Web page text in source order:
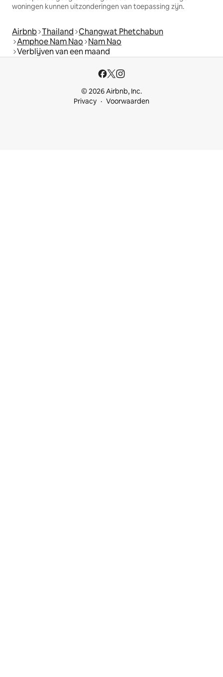
woningen kunnen uitzonderingen van toepassing zijn.
Airbnb Thailand Changwat Phetchabun
Amphoe Nam Nao Nam Nao
Verblijven van een maand
© 2026 Airbnb, Inc.
Privacy
Voorwaarden